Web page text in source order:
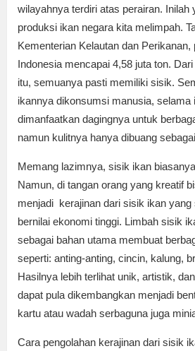
wilayahnya terdiri atas perairan. Inilah
produksi ikan negara kita melimpah.
Kementerian Kelautan dan
Indonesia mencapai 4,58 juta ton.
itu, semuanya pasti memiliki sisik.
ikannya dikonsumsi manusia, selama
dimanfaatkan dagingnya untuk
namun kulitnya hanya dibuang
Memang lazimnya, sisik ikan
Namun, di tangan orang yang kreatif
menjadi kerajinan dari sisik ikan yang
bernilai ekonomi tinggi. Limbah sisik
sebagai bahan utama membuat
seperti: anting-anting, cincin, kalung,
Hasilnya lebih terlihat unik, artistik,
dapat pula dikembangkan menjadi
kartu atau wadah serbaguna juga
Cara pengolahan kerajinan dari sisik